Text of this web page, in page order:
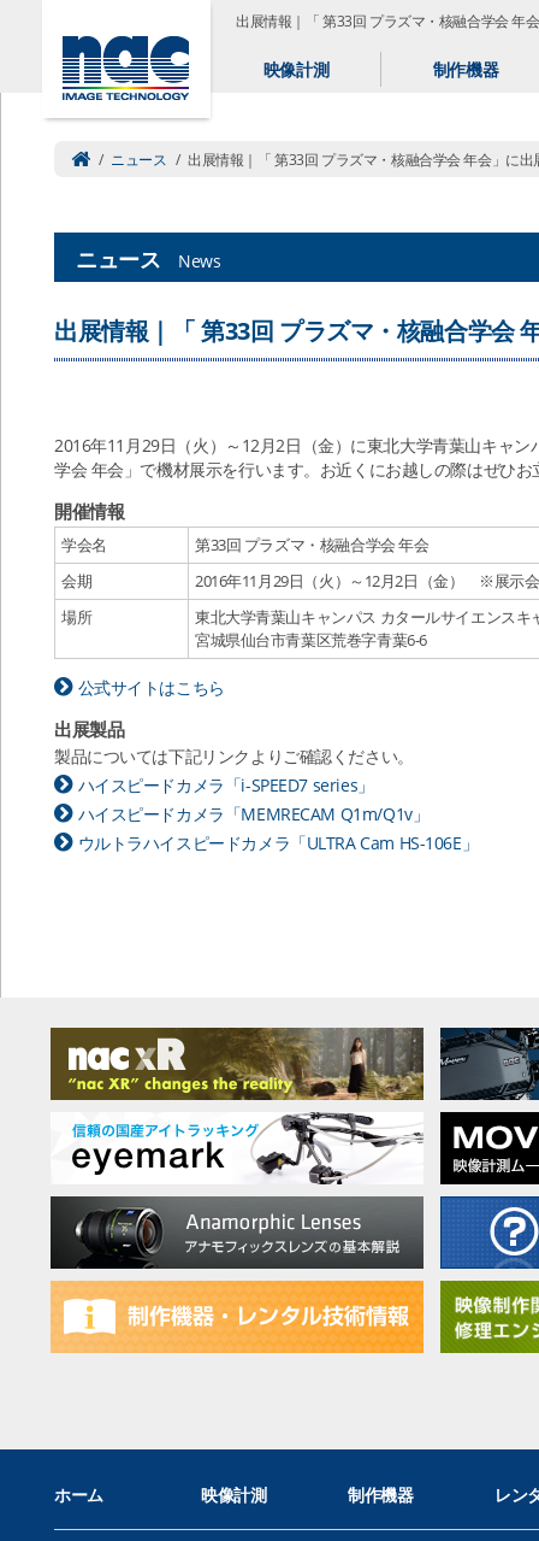
出展情報｜「 第33回 プラズマ・核融合学会 年
映像計測 制作機器
/ ニュース / 出展情報｜「 第33回 プラズマ・核融合学会 年会」に出
ニュース News
出展情報｜「 第33回 プラズマ・核融合学会
2016年11月29日（火）～12月2日（金）に東北大学青葉山キャ
学会 年会」で機材展示を行います。お近くにお越しの際はぜひ
開催情報
学会名
第33回 プラズマ・核融合学会 年会
会期
2016年11月29日（火）～12月2日（金） ※展示
場所
東北大学青葉山キャンパス カタールサイエンスキ
宮城県仙台市青葉区荒巻字青葉6-6
公式サイトはこちら
出展製品
製品については下記リンクよりご確認ください。
ハイスピードカメラ「i-SPEED7 series」
ハイスピードカメラ「MEMRECAM Q1m/Q1v」
ウルトラハイスピードカメラ「ULTRA Cam HS-106E」
ホーム 映像計測 制作機器 レン